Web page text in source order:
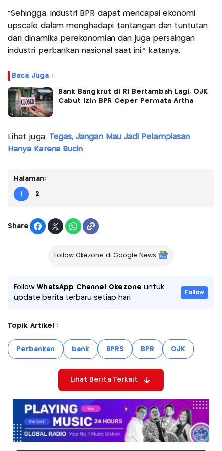
"Sehingga, industri BPR dapat mencapai ekonomi
upscale dalam menghadapi tantangan dan tuntutan
dari dinamika perekonomian dan juga persaingan
industri perbankan nasional saat ini," katanya.
Baca Juga :
Bank Bangkrut di RI Bertambah Lagi, OJK
Cabut Izin BPR Ceper Permata Artha
Lihat juga: Tegas, Jangan Mau Jadi Pelampiasan
Hanya Karena Bucin
Halaman:
1 2
Share
Follow Okezone di Google News
FollowWhatsApp Channel Okezone untuk
update berita terbaru setiap hari
Follow
Topik Artikel :
Perbankan bank BPRS BPR OJK
Lihat Berita Terkait